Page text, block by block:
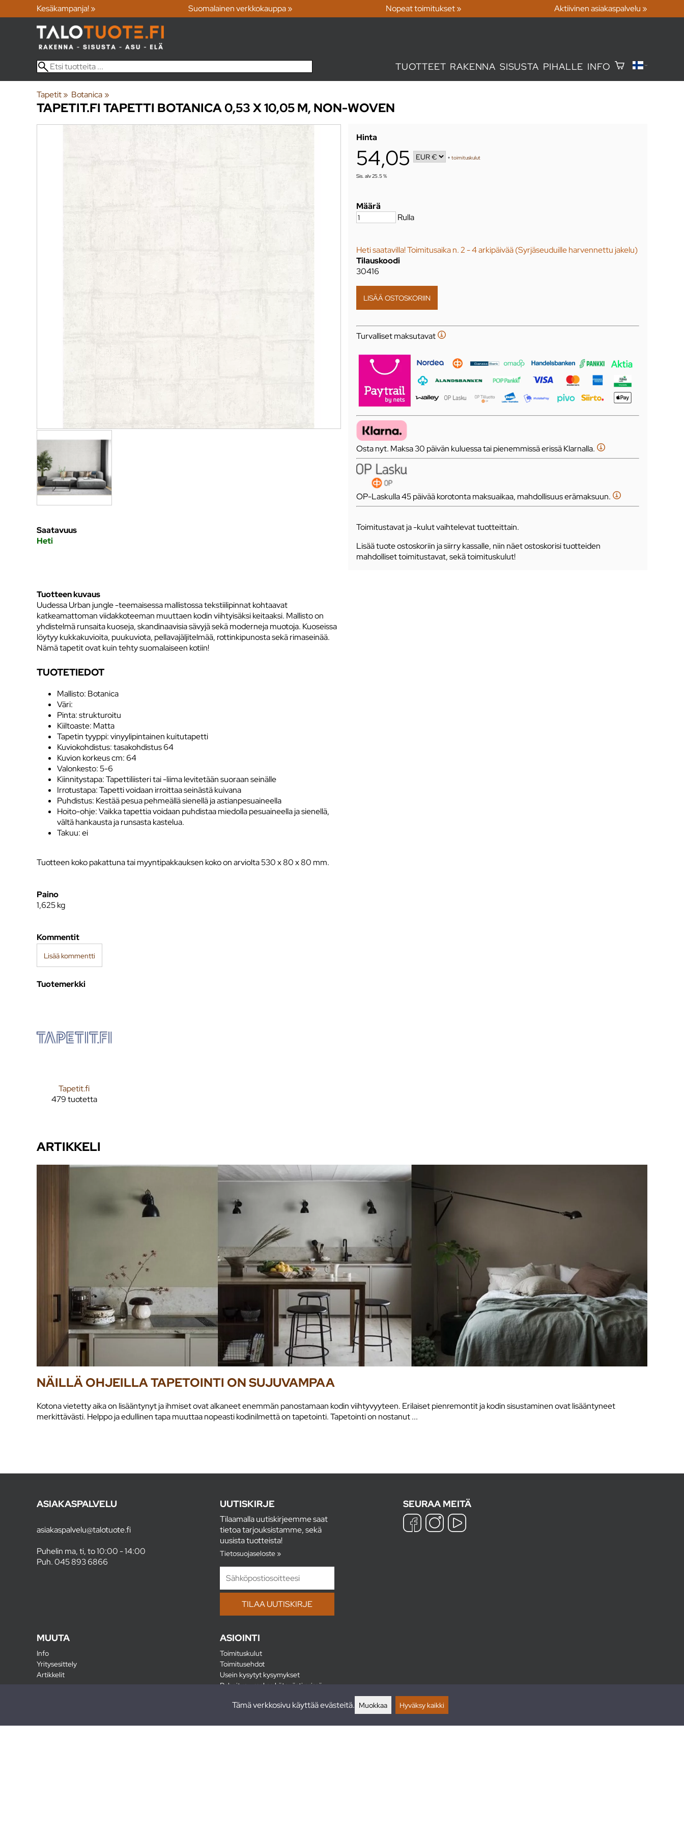
Kesäkampanja! » Suomalainen verkkokauppa » Nopeat toimitukset » Aktiivinen asiakaspalvelu »
TUOTTEET RAKENNA SISUSTA PIHALLE INFO
Tapetit‪» Botanica ‪»
TAPETIT.FI TAPETTI BOTANICA 0,53 X 10,05 M, NON-WOVEN
Hinta
54,05 +toimituskulut
Sis. alv 25.5 %
Määrä
Rulla
Heti saatavilla! Toimitusaika n. 2 - 4 arkipäivää (Syrjäseuduille harvennettu jakelu)
Tilauskoodi
30416
Turvalliset maksutavat
Osta nyt. Maksa 30 päivän kuluessa tai pienemmissä erissä Klarnalla.
OP-Laskulla 45 päivää korotonta maksuaikaa, mahdollisuus erämaksuun.
Toimitustavat ja -kulut vaihtelevat tuotteittain.
Lisää tuote ostoskoriin ja siirry kassalle, niin näet ostoskorisi tuotteiden
mahdolliset toimitustavat, sekä toimituskulut!
Saatavuus
Heti
Tuotteen kuvaus
Uudessa Urban jungle -teemaisessa mallistossa tekstiilipinnat kohtaavat
katkeamattoman viidakkoteeman muuttaen kodin viihtyisäksi keitaaksi. Mallisto on
yhdistelmä runsaita kuoseja, skandinaavisia sävyjä sekä moderneja muotoja. Kuoseissa
löytyy kukkakuvioita, puukuviota, pellavajäljitelmää, rottinkipunosta sekä rimaseinää.
Nämä tapetit ovat kuin tehty suomalaiseen kotiin!
TUOTETIEDOT
Mallisto: Botanica
Väri:
Pinta: strukturoitu
Kiiltoaste: Matta
Tapetin tyyppi: vinyylipintainen kuitutapetti
Kuviokohdistus: tasakohdistus 64
Kuvion korkeus cm: 64
Valonkesto: 5-6
Kiinnitystapa: Tapettiliisteri tai -liima levitetään suoraan seinälle
Irrotustapa: Tapetti voidaan irroittaa seinästä kuivana
Puhdistus: Kestää pesua pehmeällä sienellä ja astianpesuaineella
Hoito-ohje: Vaikka tapettia voidaan puhdistaa miedolla pesuaineella ja sienellä,
vältä hankausta ja runsasta kastelua.
Takuu: ei
Tuotteen koko pakattuna tai myyntipakkauksen koko on arviolta 530 x 80 x 80 mm.
Paino
1,625kg
Kommentit
Lisää kommentti
Tuotemerkki
Tapetit.fi
479 tuotetta
ARTIKKELI
NÄILLÄ OHJEILLA TAPETOINTI ON SUJUVAMPAA
Kotona vietetty aika on lisääntynyt ja ihmiset ovat alkaneet enemmän panostamaan kodin viihtyvyyteen. Erilaiset pienremontit ja kodin sisustaminen ovat lisääntyneet
merkittävästi. Helppo ja edullinen tapa muuttaa nopeasti kodinilmettä on tapetointi. Tapetointi on nostanut ...
ASIAKASPALVELU
asiakaspalvelu@talotuote.fi
Puhelin ma, ti, to 10:00 - 14:00
Puh.045 893 6866
UUTISKIRJE
Tilaamalla uutiskirjeemme saat
tietoa tarjouksistamme, sekä
uusista tuotteista!
Tietosuojaseloste »
SEURAA MEITÄ
MUUTA
Info
Yritysesittely
Artikkelit
ASIOINTI
Toimituskulut
Toimitusehdot
Usein kysytyt kysymykset
Rahoitus - maksa kätevästi erissä
Tämä verkkosivu käyttää evästeitä. Muokkaa Hyväksy kaikki